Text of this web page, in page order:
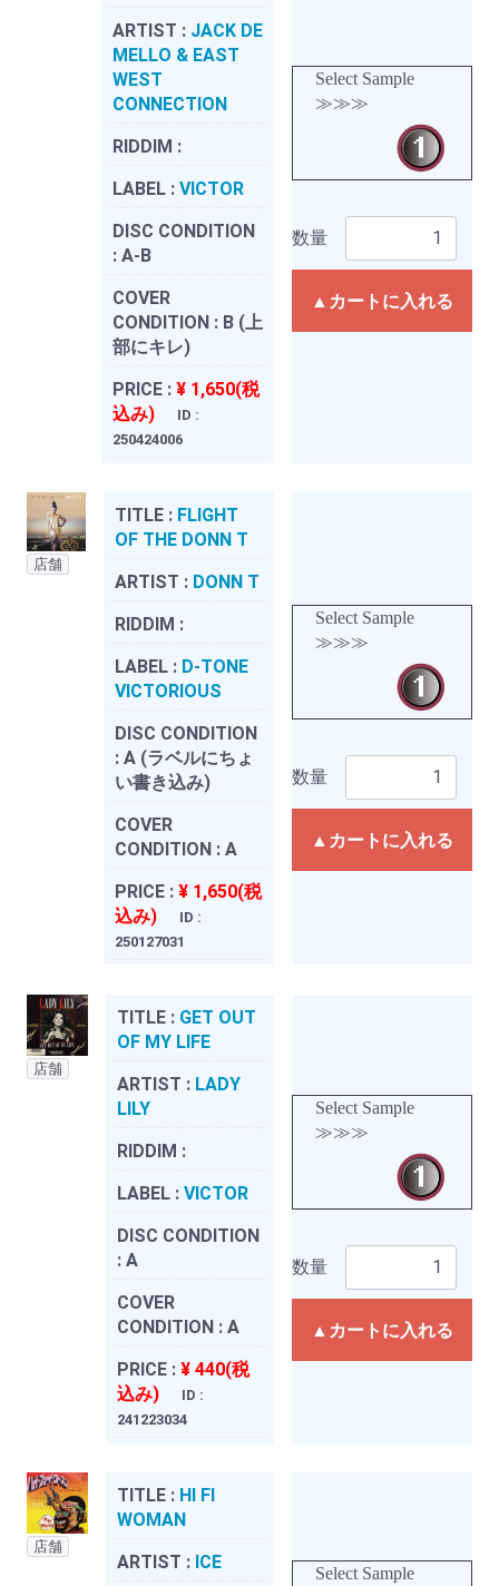
ARTIST : JACK DE
MELLO & EAST
WEST
CONNECTION
RIDDIM :
LABEL : VICTOR
DISC CONDITION
: A-B
COVER
CONDITION : B (上
部にキレ)
PRICE : ¥ 1,650(税
込み)
ID :
250424006
Select Sample
≫≫≫
数量
▲カートに入れる
店舗
TITLE : FLIGHT
OF THE DONN T
ARTIST : DONN T
RIDDIM :
LABEL : D-TONE
VICTORIOUS
DISC CONDITION
: A (ラベルにちょ
い書き込み)
COVER
CONDITION : A
PRICE : ¥ 1,650(税
込み)
ID :
250127031
Select Sample
≫≫≫
数量
▲カートに入れる
店舗
TITLE : GET OUT
OF MY LIFE
ARTIST : LADY
LILY
RIDDIM :
LABEL : VICTOR
DISC CONDITION
: A
COVER
CONDITION : A
PRICE : ¥ 440(税
込み)
ID :
241223034
Select Sample
≫≫≫
数量
▲カートに入れる
店舗
TITLE : HI FI
WOMAN
ARTIST : ICE
Select Sample